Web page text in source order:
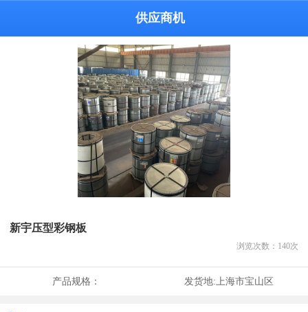
供应商机
新宇压型彩钢板
浏览次数： 140次
产品规格： 发货地:上海市宝山区